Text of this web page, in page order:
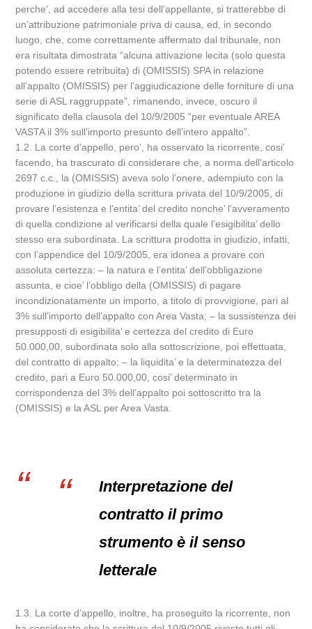
perche’, ad accedere alla tesi dell’appellante, si tratterebbe di
un’attribuzione patrimoniale priva di causa, ed, in secondo
luogo, che, come correttamente affermato dal tribunale, non
era risultata dimostrata “alcuna attivazione lecita (solo questa
potendo essere retribuita) di (OMISSIS) SPA in relazione
all’appalto (OMISSIS) per l’aggiudicazione delle forniture di una
serie di ASL raggruppate”, rimanendo, invece, oscuro il
significato della clausola del 10/9/2005 “per eventuale AREA
VASTA il 3% sull’importo presunto dell’intero appalto”.
1.2. La corte d’appello, pero’, ha osservato la ricorrente, cosi’
facendo, ha trascurato di considerare che, a norma dell’articolo
2697 c.c., la (OMISSIS) aveva solo l’onere, adempiuto con la
produzione in giudizio della scrittura privata del 10/9/2005, di
provare l’esistenza e l’entita’ del credito nonche’ l’avveramento
di quella condizione al verificarsi della quale l’esigibilita’ dello
stesso era subordinata. La scrittura prodotta in giudizio, infatti,
con l’appendice del 10/9/2005, era idonea a provare con
assoluta certezza: – la natura e l’entita’ dell’obbligazione
assunta, e cioe’ l’obbligo della (OMISSIS) di pagare
incondizionatamente un importo, a titolo di provvigione, pari al
3% sull’importo dell’appalto con Area Vasta; – la sussistenza dei
presupposti di esigibilita’ e certezza del credito di Euro
50.000,00, subordinata solo alla sottoscrizione, poi effettuata,
del contratto di appalto; – la liquidita’ e la determinatezza del
credito, pari a Euro 50.000,00, cosi’ determinato in
corrispondenza del 3% dell’appalto poi sottoscritto tra la
(OMISSIS) e la ASL per Area Vasta.
Interpretazione del
contratto il primo
strumento è il senso
letterale
1.3. La corte d’appello, inoltre, ha proseguito la ricorrente, non